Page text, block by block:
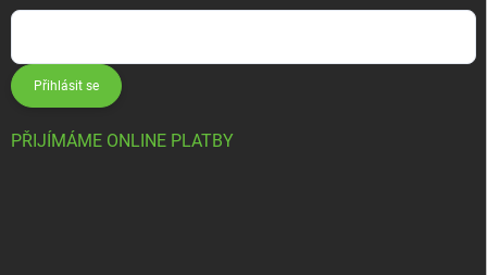
Přihlásit se
PŘIJÍMÁME ONLINE PLATBY